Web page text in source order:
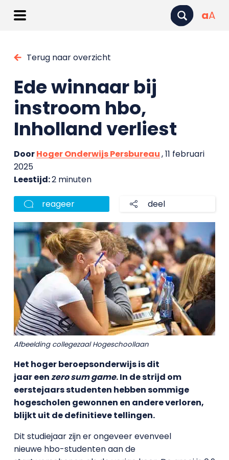
aA
Terug naar overzicht
Ede winnaar bij
instroom hbo,
Inholland verliest
DoorHoger Onderwijs Persbureau, 11 februari
2025
Leestijd:2 minuten
reageer deel
Afbeelding collegezaal Hogeschoollaan
Het hoger beroepsonderwijs is dit
jaar eenzero sum game. In de strijd om
eerstejaars studenten hebben sommige
hogescholen gewonnen en andere verloren,
blijkt uit de definitieve tellingen.
Dit studiejaar zijn er ongeveer evenveel
nieuwe hbo-studenten aan de